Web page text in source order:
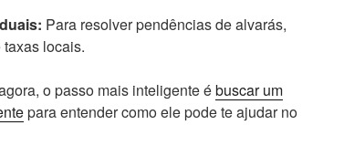
Para resolver pendências de alvarás,
locais.
o passo mais inteligente ébuscar um
para entender como ele pode te ajudar no